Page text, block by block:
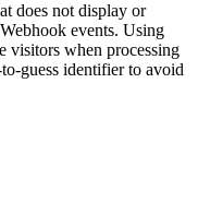
does not display or
events. Using
visitors when processing
guess identifier to avoid